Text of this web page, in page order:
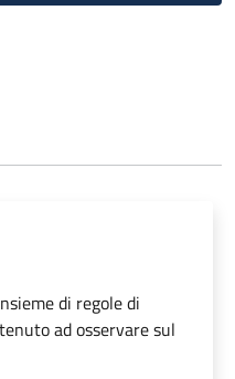
di regole di
ad osservare sul